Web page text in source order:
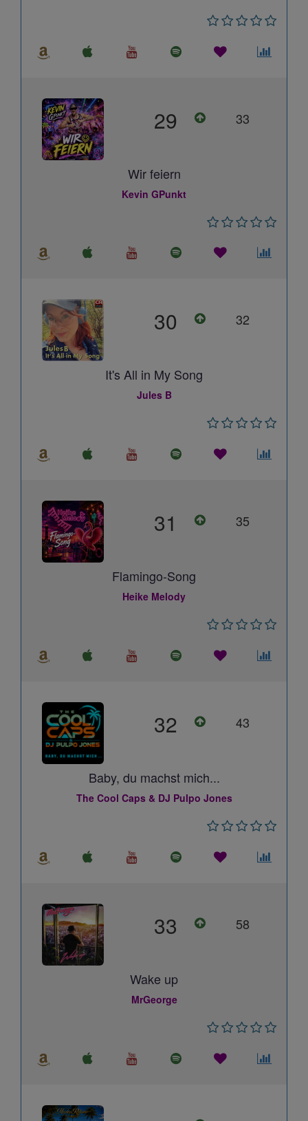
29 33
Wir feiern
Kevin GPunkt
30 32
It's All in My Song
Jules B
31 35
Flamingo-Song
Heike Melody
32 43
Baby, du machst mich...
The Cool Caps & DJ Pulpo Jones
33 58
Wake up
MrGeorge